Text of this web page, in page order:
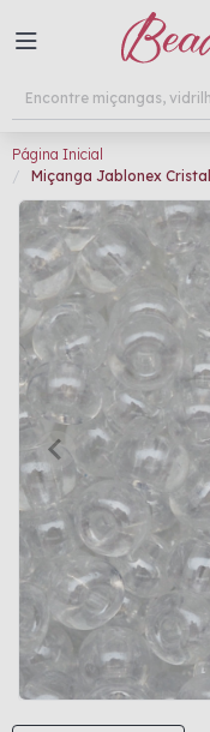
Página Inicial
Miçanga Jablonex